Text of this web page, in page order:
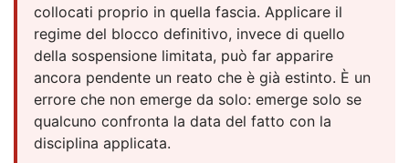
collocati proprio in quella fascia. Applicare il
regime del blocco definitivo, invece di quello
della sospensione limitata, può far apparire
ancora pendente un reato che è già estinto. È un
errore che non emerge da solo: emerge solo se
qualcuno confronta la data del fatto con la
disciplina applicata.